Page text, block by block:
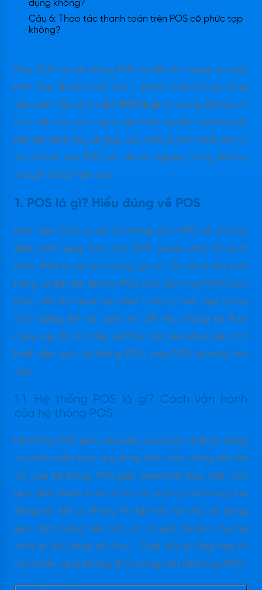
dụng không?
Câu 6: Thao tác thanh toán trên POS có phức tạp
không?
Máy POS và hệ thống POS ra đời đã mang tới một
hình thức thanh toán mới - thanh toán không dùng
tiền mặt. Vậy, khái niệm POS là gì và mang đến lợi ích
như thế nào cho người làm kinh doanh (merchant)?
Bài viết dưới đây sẽ giúp bạn hiểu rõ bản chất, lợi ích
và vai trò của POS với doanh nghiệp trong thời kỳ
chuyển đổi số hiện nay.
1. POS là gì? Hiểu đúng về POS
Khái niệm POS ra đời từ những năm 1870 để chỉ các
điểm bán hàng. Vào năm 1879, James Ritty đã phát
minh thiết bị có khả năng ghi lại tất cả số lần bán
hàng và đặt tên là máy POS. Dần dần máy POS được
phát triển trở thành các thiết bị hỗ trợ hình thức thanh
toán bằng thẻ và quét mã QR như chúng ta thấy
ngày nay. Khi tìm hiểu về POS, bạn nên phân biệt rõ 3
khái niệm sau: hệ thống POS, máy POS và máy tính
tiền.
1.1. Hệ thống POS là gì? Cách vận hành
của hệ thống POS
Hệ thống POS gồm có phần cứng (các thiết bị vật lý)
và phần mềm (các ứng dụng tính toán, thống kê). Vai
trò của hệ thống POS giúp merchant thực hiện các
giao dịch thanh toán và hỗ trợ quản lý cửa hàng nhờ
đồng bộ tất cả thông tin tại một nơi như số lượng
giao dịch bằng tiền mặt và chuyển khoản, chương
trình ưu đãi, hàng tồn kho,... Dưới đây là tổng hợp về
các phần cứng thường thấy trong một hệ thống POS: